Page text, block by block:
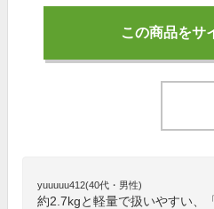
この商品をサ
yuuuuu412(40代・男性)
約2.7kgと軽量で扱いやすい、